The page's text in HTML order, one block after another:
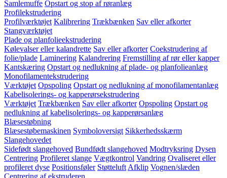
Samlemuffe Opstart og stop af røranlæg
Profilekstrudering
Profilværktøjet Kalibrering Trækbænken Sav eller afkorter
Stangværktøjet
Plade og planfolieekstrudering
Kølevalser eller kalandrette Sav eller afkorter Coekstrudering af
folie/plade Laminering Kalandrering Fremstilling af rør eller kapper
Kantskæring Opstart og nedlukning af plade- og planfolieanlæg
Monofilamentekstrudering
Værktøjet Opspoling Opstart og nedlukning af monofilamentanlæg
Kabelisolerings- og kapperørsekstrudering
Værktøjet Trækbænken Sav eller afkorter Opspoling Opstart og
nedlukning af kabelisolerings- og kapperørsanlæg
Blæsestøbning
Blæsestøbemaskinen Symboloversigt Sikkerhedsskærm
Slangehovedet
Sidefødt slangehoved Bundfødt slangehoved Modtryksring Dysen
Centrering Profileret slange Vægtkontrol Vandring Ovaliseret eller
profileret dyse Positionsføler Støtteluft Afklip Vognen/slæden
Centrering af ekstruderen